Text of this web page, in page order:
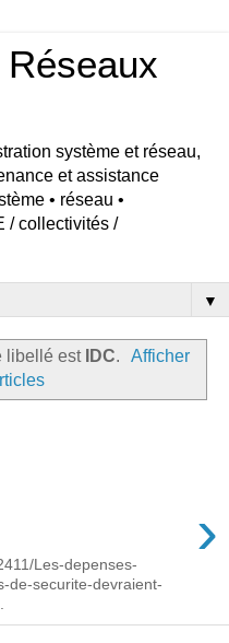
système et réseau,
et assistance
• réseau •
/ collectivités /
▼
libellé est IDC.
Afficher
›
Les-depenses-
de-securite-devraient-